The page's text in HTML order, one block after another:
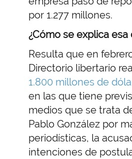
por 1.277 millones.
¿Cómo se explica
Resulta que en
Directorio libertario
1.800 millones de
en las que tiene
medios que se trata
Pablo González por
periodísticas, la
intenciones de